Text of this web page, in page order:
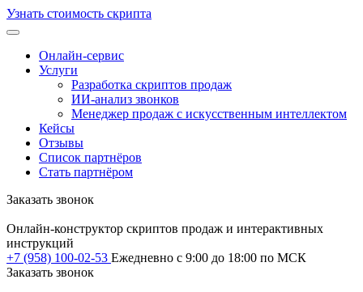
Узнать стоимость скрипта
Онлайн-сервис
Услуги
Разработка скриптов продаж
ИИ-анализ звонков
Менеджер продаж с искусственным интеллектом
Кейсы
Отзывы
Список партнёров
Стать партнёром
Заказать звонок
Онлайн-конструктор скриптов продаж и интерактивных
инструкций
+7 (958) 100-02-53 Ежедневно c 9:00 до 18:00 по МСК
Заказать звонок